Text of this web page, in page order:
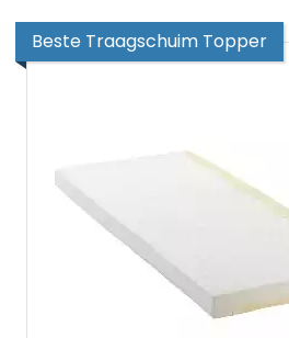
Beste Traagschuim Topper